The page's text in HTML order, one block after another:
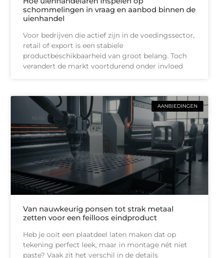
schommelingen in vraag en aanbod binnen de
uienhandel
Voor bedrijven die actief zijn in de voedingssector,
retail of export is een stabiele
productbeschikbaarheid van groot belang. Toch
verandert de markt voortdurend onder invloed
AANBIEDINGEN
Van nauwkeurig ponsen tot strak metaal
zetten voor een feilloos eindproduct
Heb je ooit een plaatdeel laten maken dat op
tekening perfect leek, maar in montage nét niet
paste? Vaak zit het verschil in de details